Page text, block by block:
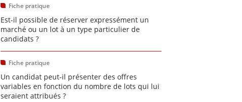
Fiche pratique
Est-il possible de réserver expressément un
marché ou un lot à un type particulier de
candidats ?
Fiche pratique
Un candidat peut-il présenter des offres
variables en fonction du nombre de lots qui lui
seraient attribués ?